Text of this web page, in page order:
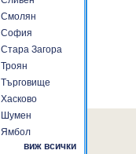
Смолян
София
Стара Загора
Троян
Търговище
Хасково
Шумен
Ямбол
виж всички